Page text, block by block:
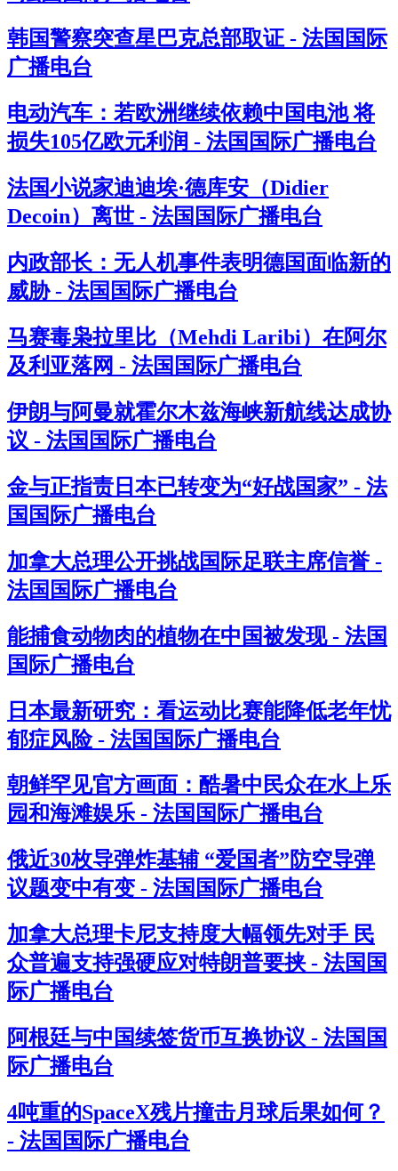
韩国警察突查星巴克总部取证 - 法国国际
广播电台
电动汽车：若欧洲继续依赖中国电池 将
损失105亿欧元利润 - 法国国际广播电台
法国小说家迪迪埃·德库安（Didier
Decoin）离世 - 法国国际广播电台
内政部长：无人机事件表明德国面临新的
威胁 - 法国国际广播电台
马赛毒枭拉里比（Mehdi Laribi）在阿尔
及利亚落网 - 法国国际广播电台
伊朗与阿曼就霍尔木兹海峡新航线达成协
议 - 法国国际广播电台
金与正指责日本已转变为“好战国家” - 法
国国际广播电台
加拿大总理公开挑战国际足联主席信誉 -
法国国际广播电台
能捕食动物肉的植物在中国被发现 - 法国
国际广播电台
日本最新研究：看运动比赛能降低老年忧
郁症风险 - 法国国际广播电台
朝鲜罕见官方画面：酷暑中民众在水上乐
园和海滩娱乐 - 法国国际广播电台
俄近30枚导弹炸基辅 “爱国者”防空导弹
议题变中有变 - 法国国际广播电台
加拿大总理卡尼支持度大幅领先对手 民
众普遍支持强硬应对特朗普要挟 - 法国国
际广播电台
阿根廷与中国续签货币互换协议 - 法国国
际广播电台
4吨重的SpaceX残片撞击月球后果如何？
- 法国国际广播电台